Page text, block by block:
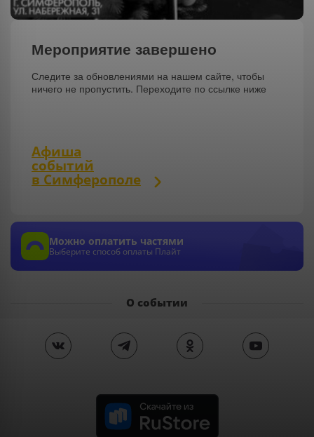
Мероприятие завершено
Следите за обновлениями на нашем сайте, чтобы
ничего не пропустить. Переходите по ссылке ниже
Афиша
событий
в Симферополе
Можно оплатить частями
Выберите способ оплаты Плайт
О событии